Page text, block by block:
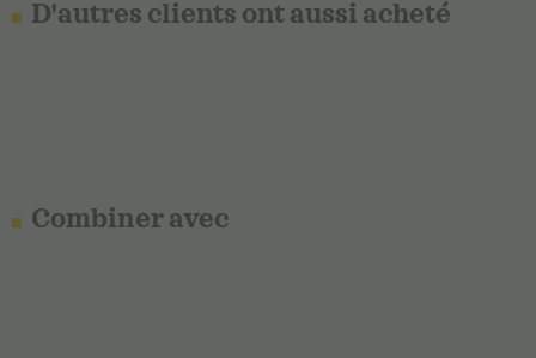
D'autres clients ont aussi acheté
Combiner avec